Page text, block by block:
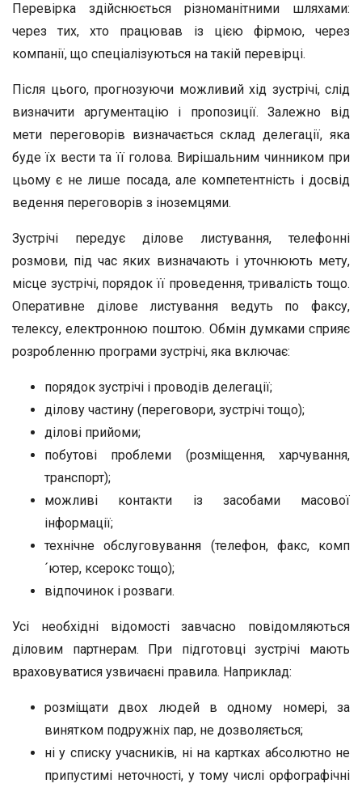
Перевірка здійснюється різноманітними шляхами:
через тих, хто працював із цією фірмою, через
компанії, що спеціалізуються на такій перевірці.
Після цього, прогнозуючи можливий хід зустрічі, слід
визначити аргументацію і пропозиції. Залежно від
мети переговорів визначається склад делегації, яка
буде їх вести та її голова. Вирішальним чинником при
цьому є не лише посада, але компетентність і досвід
ведення переговорів з іноземцями.
Зустрічі передує ділове листування, телефонні
розмови, під час яких визначають і уточнюють мету,
місце зустрічі, порядок її проведення, тривалість тощо.
Оперативне ділове листування ведуть по факсу,
телексу, електронною поштою. Обмін думками сприяє
розробленню програми зустрічі, яка включає:
порядок зустрічі і проводів делегації;
ділову частину (переговори, зустрічі тощо);
ділові прийоми;
побутові проблеми (розміщення, харчування,
транспорт);
можливі контакти із засобами масової
інформації;
технічне обслуговування (телефон, факс, комп
´ютер, ксерокс тощо);
відпочинок і розваги.
Усі необхідні відомості завчасно повідомляються
діловим партнерам. При підготовці зустрічі мають
враховуватися узвичаєні правила. Наприклад:
розміщати двох людей в одному номері, за
винятком подружніх пар, не дозволяється;
ні у списку учасників, ні на картках абсолютно не
припустимі неточності, у тому числі орфографічні